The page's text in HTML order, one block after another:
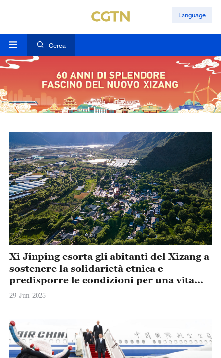
Language
Cerca
Xi Jinping esorta gli abitanti del Xizang a
sostenere la solidarietà etnica e
predisporre le condizioni per una vita
prospera e felice
29-Jun-2025